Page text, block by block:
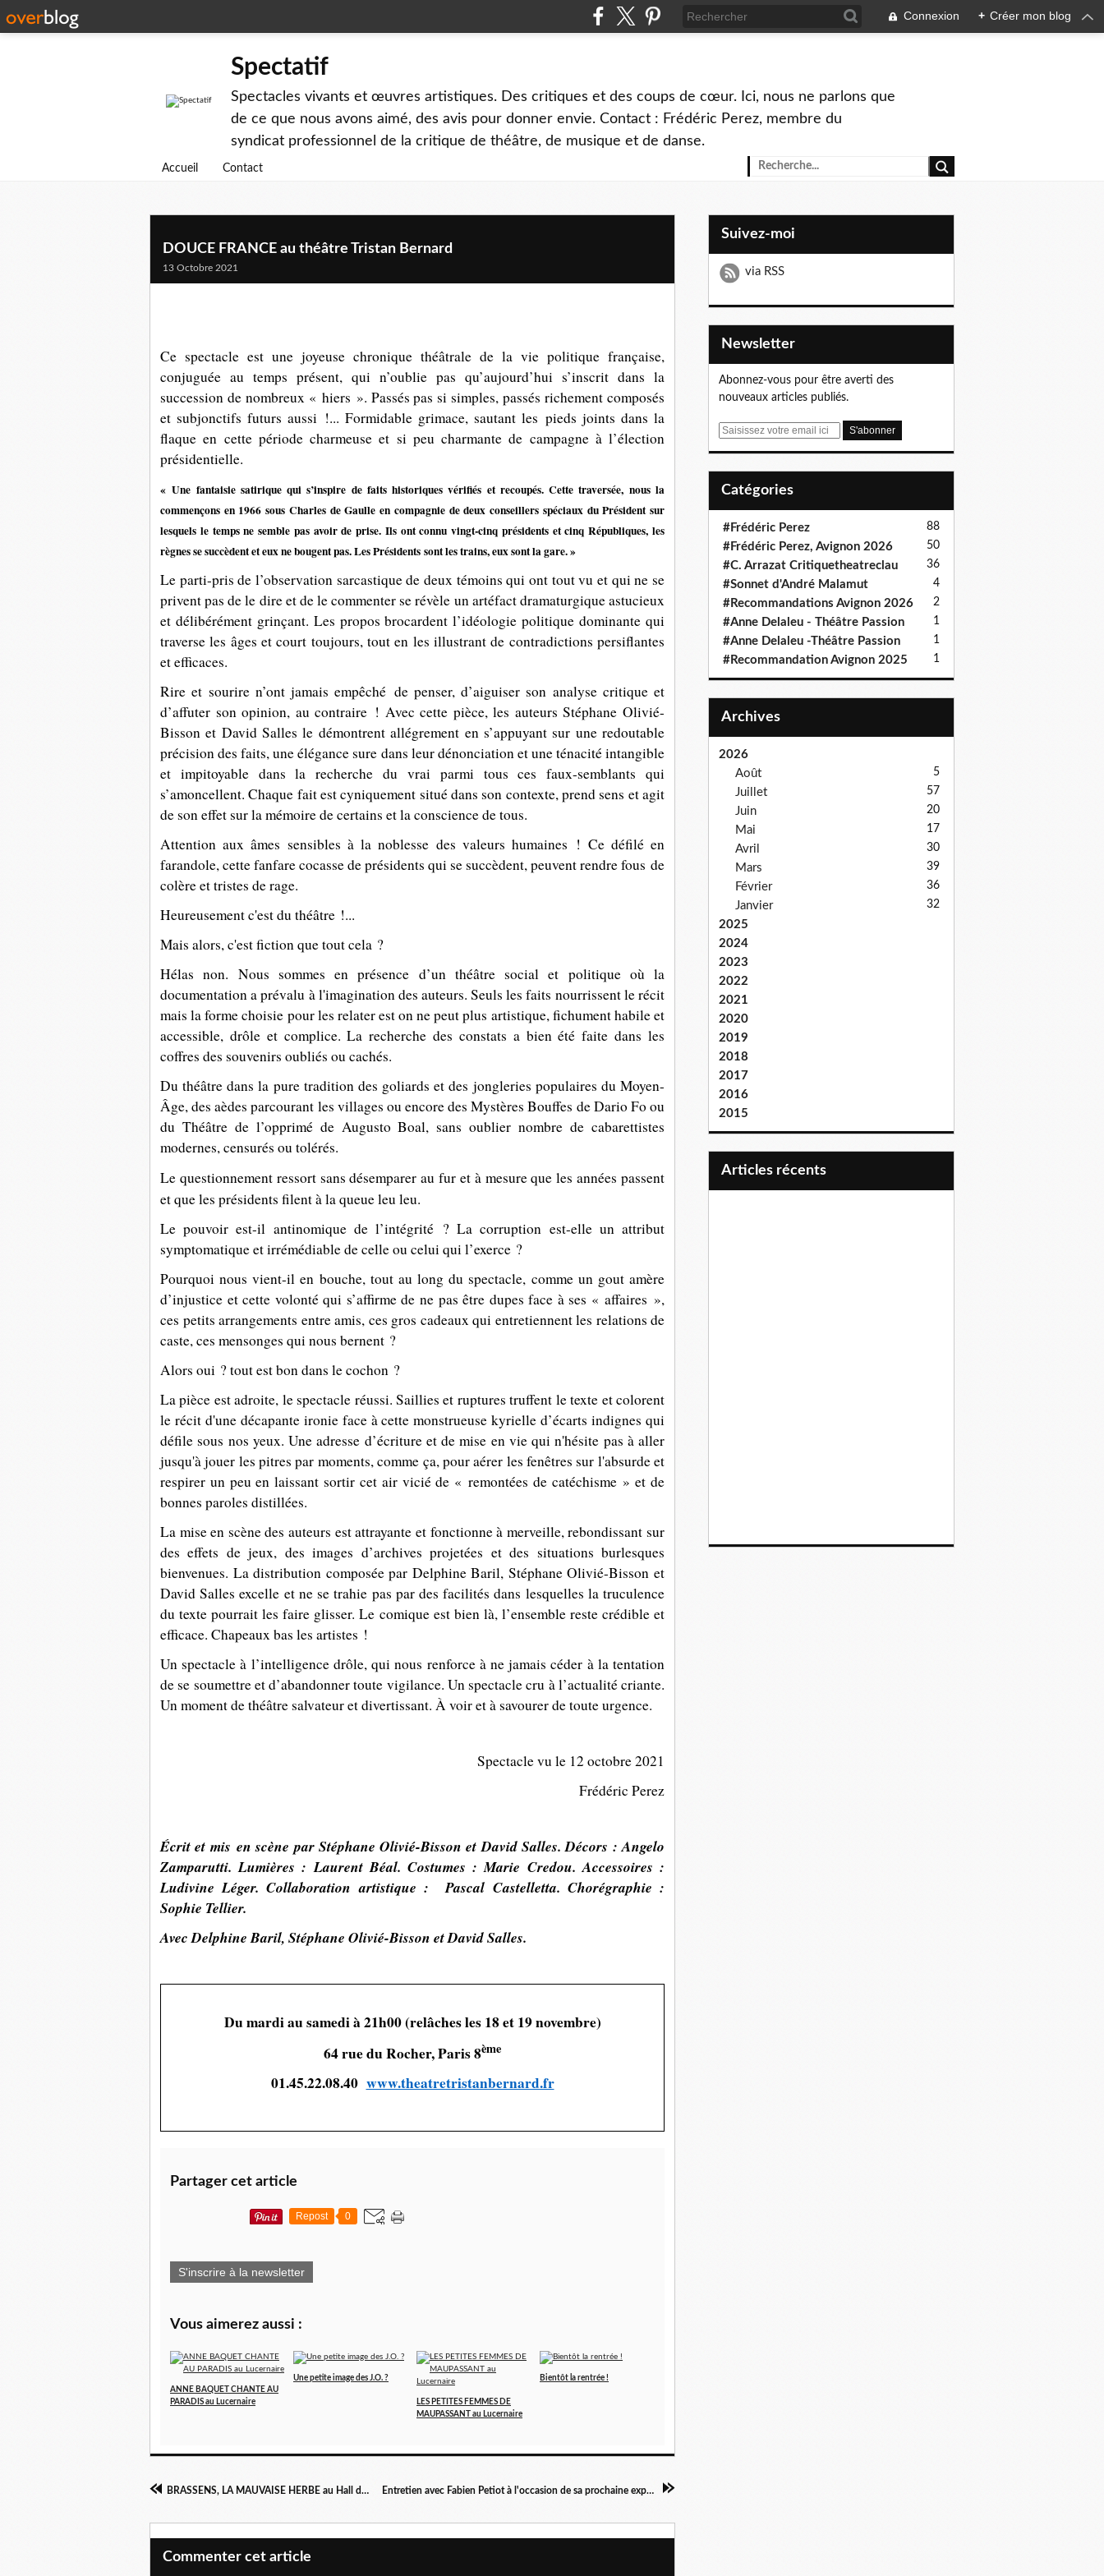
Connexion + Créer mon blog
Spectatif
Spectacles vivants et œuvres artistiques. Des critiques et des coups de cœur. Ici, nous ne parlons que
de ce que nous avons aimé, des avis pour donner envie. Contact : Frédéric Perez, membre du
syndicat professionnel de la critique de théâtre, de musique et de danse.
Accueil Contact
DOUCE FRANCE au théâtre Tristan Bernard
13 Octobre 2021
Ce spectacle est une joyeuse chronique théâtrale de la vie politique française,
conjuguée au temps présent, qui n’oublie pas qu’aujourd’hui s’inscrit dans la
succession de nombreux « hiers ». Passés pas si simples, passés richement composés
et subjonctifs futurs aussi !... Formidable grimace, sautant les pieds joints dans la
flaque en cette période charmeuse et si peu charmante de campagne à l’élection
présidentielle.
« Une fantaisie satirique qui s’inspire de faits historiques vérifiés et recoupés. Cette traversée, nous la
commençons en 1966 sous Charles de Gaulle en compagnie de deux conseillers spéciaux du Président sur
lesquels le temps ne semble pas avoir de prise. Ils ont connu vingt-cinq présidents et cinq Républiques, les
règnes se succèdent et eux ne bougent pas. Les Présidents sont les trains, eux sont la gare. »
Le parti-pris de l’observation sarcastique de deux témoins qui ont tout vu et qui ne se
privent pas de le dire et de le commenter se révèle un artéfact dramaturgique astucieux
et délibérément grinçant. Les propos brocardent l’idéologie politique dominante qui
traverse les âges et court toujours, tout en les illustrant de contradictions persiflantes
et efficaces.
Rire et sourire n’ont jamais empêché de penser, d’aiguiser son analyse critique et
d’affuter son opinion, au contraire ! Avec cette pièce, les auteursStéphane Olivié-
Bisson et David Salles le démontrent allégrement en s’appuyant sur une redoutable
précision des faits, une élégance sure dans leur dénonciation et une ténacité intangible
et impitoyable dans la recherche du vrai parmi tous ces faux-semblants qui
s’amoncellent. Chaque fait est cyniquement situé dans son contexte, prend sens et agit
de son effet sur la mémoire de certains et la conscience de tous.
Attention aux âmes sensibles à la noblesse des valeurs humaines ! Ce défilé en
farandole, cette fanfare cocasse de présidents qui se succèdent, peuvent rendre fous de
colère et tristes de rage.
Heureusement c'est du théâtre !...
Mais alors, c'est fiction que tout cela ?
Hélas non. Nous sommes en présence d’un théâtre social et politique où la
documentation a prévalu à l'imagination des auteurs. Seuls les faits nourrissent le récit
mais la forme choisie pour les relater est on ne peut plus artistique, fichument habile et
accessible, drôle et complice. La recherche des constats a bien été faite dans les
coffres des souvenirs oubliés ou cachés.
Du théâtre dans la pure tradition des goliards et des jongleries populaires du Moyen-
Âge, des aèdes parcourant les villages ou encore des Mystères Bouffes de Dario Fo ou
du Théâtre de l’opprimé de Augusto Boal, sans oublier nombre de cabarettistes
modernes, censurés ou tolérés.
Le questionnement ressort sans désemparer au fur et à mesure que les années passent
et que les présidents filent à la queue leu leu.
Le pouvoir est-il antinomique de l’intégrité ? La corruption est-elle un attribut
symptomatique et irrémédiable de celle ou celui qui l’exerce ?
Pourquoi nous vient-il en bouche, tout au long du spectacle, comme un gout amère
d’injustice et cette volonté qui s’affirme de ne pas être dupes face à ses « affaires »,
ces petits arrangements entre amis, ces gros cadeaux qui entretiennent les relations de
caste, ces mensonges qui nous bernent ?
Alors oui ? tout est bon dans le cochon ?
La pièce est adroite, le spectacle réussi. Saillies et ruptures truffent le texte et colorent
le récit d'une décapante ironie face à cette monstrueuse kyrielle d’écarts indignes qui
défile sous nos yeux. Une adresse d’écriture et de mise en vie qui n'hésite pas à aller
jusqu'à jouer les pitres par moments, comme ça, pour aérer les fenêtres sur l'absurde et
respirer un peu en laissant sortir cet air vicié de « remontées de catéchisme » et de
bonnes paroles distillées.
La mise en scène des auteurs est attrayante et fonctionne à merveille, rebondissant sur
des effets de jeux, des images d’archives projetées et des situations burlesques
bienvenues. La distribution composée par Delphine Baril, Stéphane Olivié-Bisson et
David Sallesexcelle et ne se trahie pas par des facilités dans lesquelles la truculence
du texte pourrait les faire glisser. Le comique est bien là, l’ensemble reste crédible et
efficace. Chapeaux bas les artistes !
Un spectacle à l’intelligence drôle, qui nous renforce à ne jamais céder à la tentation
de se soumettre et d’abandonner toute vigilance. Un spectacle cru à l’actualité criante.
Un moment de théâtre salvateur et divertissant. À voir et à savourer de toute urgence.
Spectacle vu le 12 octobre 2021
Frédéric Perez
Écrit et mis en scène par Stéphane Olivié-Bisson et David Salles. Décors : Angelo
Zamparutti. Lumières : Laurent Béal. Costumes : Marie Credou. Accessoires :
Ludivine Léger. Collaboration artistique : Pascal Castelletta. Chorégraphie :
Sophie Tellier.
AvecDelphine Baril, Stéphane Olivié-Bisson et David Salles.
Du mardi au samedi à 21h00 (relâches les 18 et 19 novembre)
64 rue du Rocher, Paris 8ème
01.45.22.08.40 www.theatretristanbernard.fr
Partager cet article
Repost 0
S'inscrire à la newsletter
Vous aimerez aussi :
ANNE BAQUET CHANTE AU
PARADIS au Lucernaire
Une petite image des J.O. ?
LES PETITES FEMMES DE
MAUPASSANT au Lucernaire
Bientôt la rentrée !
BRASSENS, LA MAUVAISE HERBE au Hall de la Chanson Entretien avec Fabien Petiot à l'occasion de sa prochaine exposition à Mâcon
Commenter cet article
Suivez-moi
via RSS
Newsletter
Abonnez-vous pour être averti des
nouveaux articles publiés.
E
Catégories
#Frédéric Perez 88
#Frédéric Perez, Avignon 2026 50
#C. Arrazat Critiquetheatreclau 36
#Sonnet d'André Malamut 4
#Recommandations Avignon 2026 2
#Anne Delaleu - Théâtre Passion 1
#Anne Delaleu -Théâtre Passion 1
#Recommandation Avignon 2025 1
Archives
2026
Août
5
Juillet 57
Juin 20
Mai 17
Avril 30
Mars 39
Février 36
Janvier 32
2025
2024
2023
2022
2021
2020
2019
2018
2017
2016
2015
articles récents